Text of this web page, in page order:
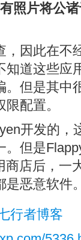
照片将公
因此在不
道这些应
但是其中
配置。
开发的，
但是
店后，一
是恶意软件
行者博客